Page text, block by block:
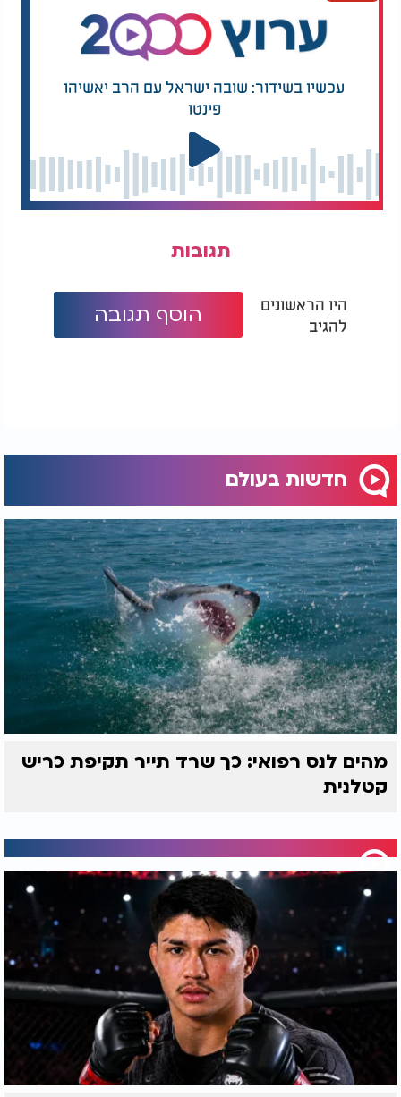
עכשיו בשידור: שובה ישראל עם הרב יאשיהו
פינטו
תגובות
היו הראשונים
להגיב
הוסף תגובה
חדשות בעולם
מהים לנס רפואי: כך שרד תייר תקיפת כריש
קטלנית